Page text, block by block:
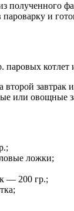
полученного
и
паровых
второй завтрак
или овощные
ложки;
— 200 гр.;